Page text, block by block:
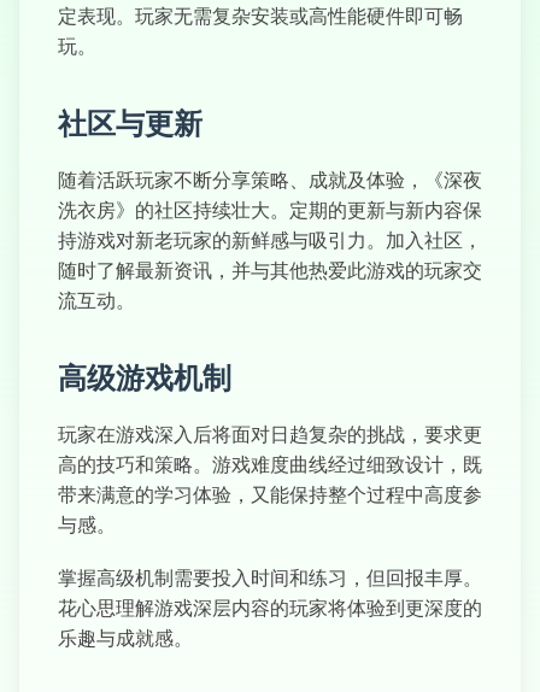
定表现。玩家无需复杂安装或高性能硬件即可畅
玩。
社区与更新
随着活跃玩家不断分享策略、成就及体验，《深夜
洗衣房》的社区持续壮大。定期的更新与新内容保
持游戏对新老玩家的新鲜感与吸引力。加入社区，
随时了解最新资讯，并与其他热爱此游戏的玩家交
流互动。
高级游戏机制
玩家在游戏深入后将面对日趋复杂的挑战，要求更
高的技巧和策略。游戏难度曲线经过细致设计，既
带来满意的学习体验，又能保持整个过程中高度参
与感。
掌握高级机制需要投入时间和练习，但回报丰厚。
花心思理解游戏深层内容的玩家将体验到更深度的
乐趣与成就感。